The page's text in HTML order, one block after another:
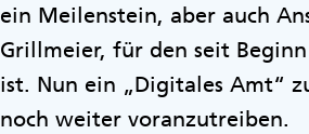
ein Meilenstein, aber auch
Grillmeier, für den seit
ist. Nun ein „Digitales Amt“
noch weiter voranzutreiben.